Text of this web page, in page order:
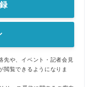
先や、イベント・記者会見
閲覧できるようになりま